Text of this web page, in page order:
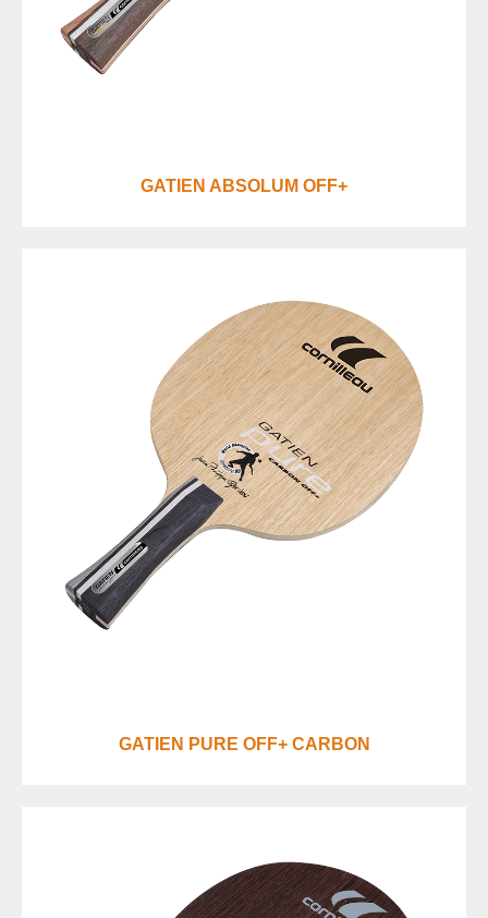
GATIEN ABSOLUM OFF+
GATIEN PURE OFF+ CARBON